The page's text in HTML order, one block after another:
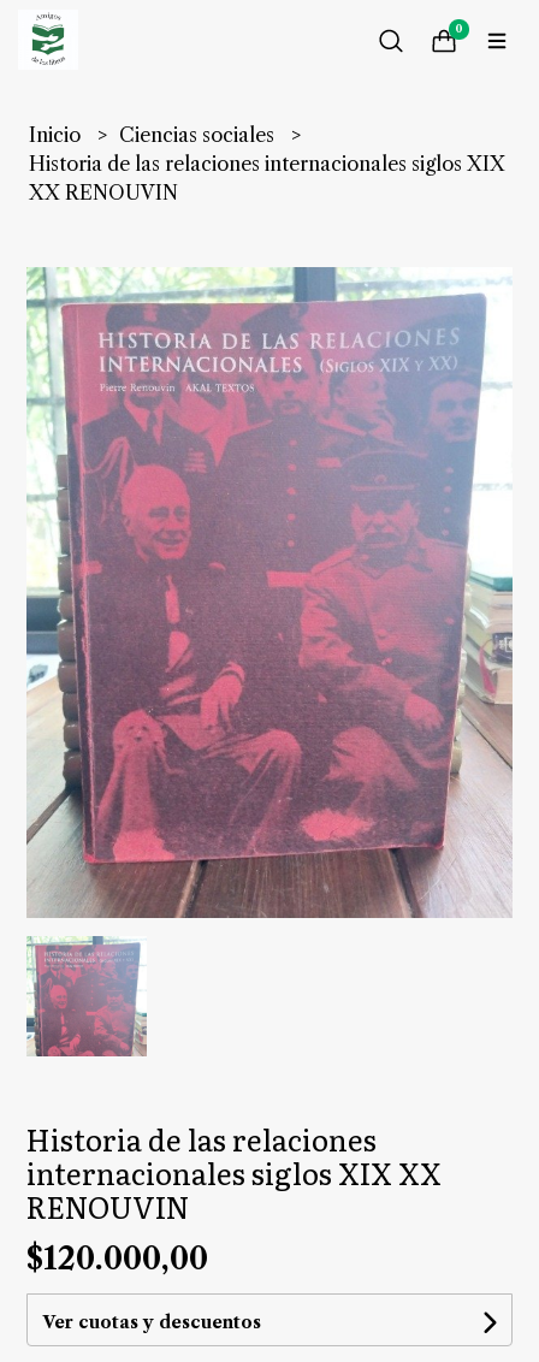
0
Inicio
Ciencias sociales
Historia de las relaciones internacionales siglos XIX
XX RENOUVIN
Historia de las relaciones
internacionales siglos XIX XX
RENOUVIN
$120.000,00
Ver cuotas y descuentos